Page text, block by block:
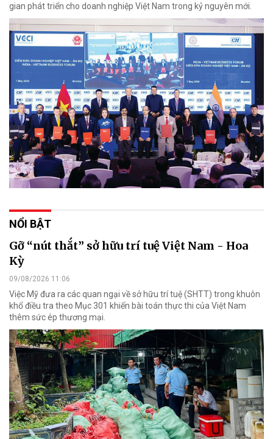
gian phát triển cho doanh nghiệp Việt Nam trong kỷ nguyên mới.
NỔI BẬT
Gỡ “nút thắt” sở hữu trí tuệ Việt Nam - Hoa
Kỳ
09/08/2026 11:06
Việc Mỹ đưa ra các quan ngại về sở hữu trí tuệ (SHTT) trong khuôn
khổ điều tra theo Mục 301 khiến bài toán thực thi của Việt Nam
thêm sức ép thương mại.